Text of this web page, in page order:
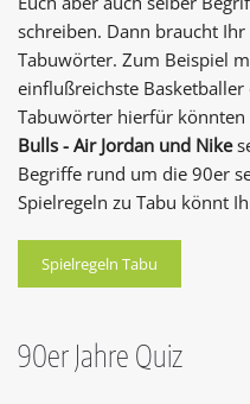
schreiben. Dann braucht
Tabuwörter. Zum Beispiel
einflußreichste
Tabuwörter hierfür könnten
Bulls - Air Jordan und Nike
Begriffe rund um die 90er
Spielregeln zu Tabu könnt
Spielregeln Tabu
90er Jahre Quiz